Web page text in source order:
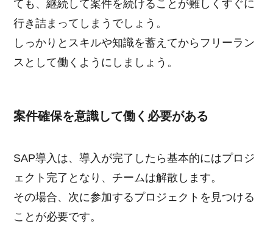
ても、継続して案件を続けることが難しくすぐに
行き詰まってしまうでしょう。
しっかりとスキルや知識を蓄えてからフリーラン
スとして働くようにしましょう。
案件確保を意識して働く必要がある
SAP導入は、導入が完了したら基本的にはプロジ
ェクト完了となり、チームは解散します。
その場合、次に参加するプロジェクトを見つける
ことが必要です。